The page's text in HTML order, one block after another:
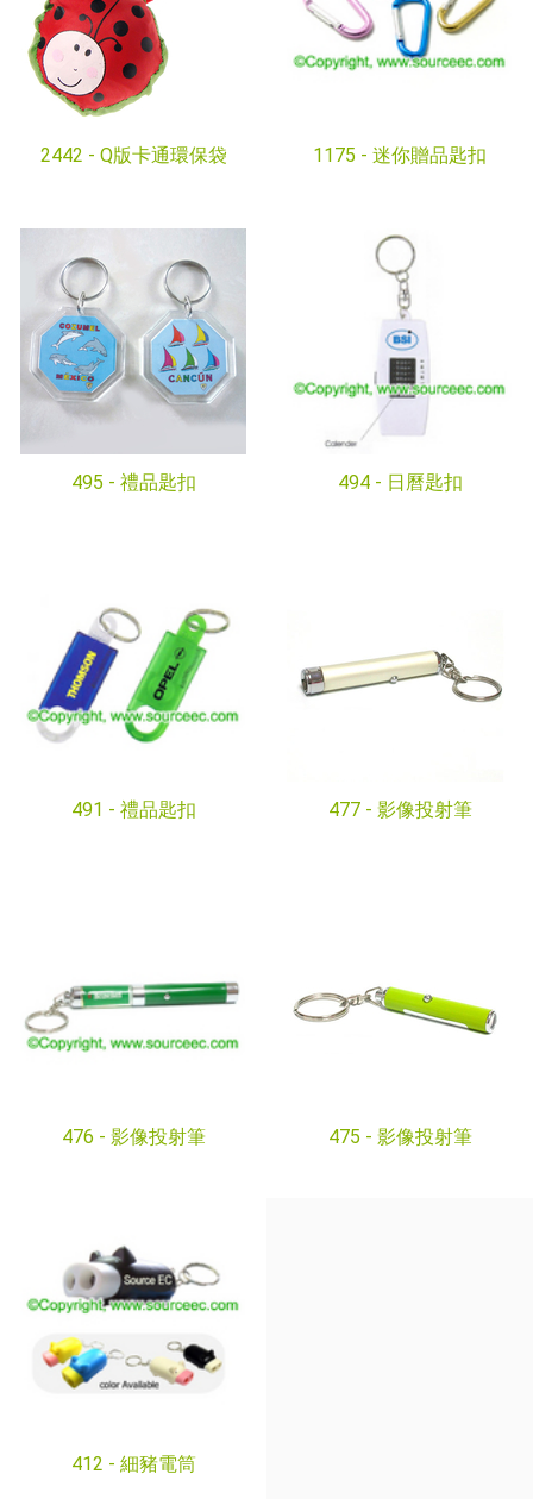
2442 - Q版卡通環保袋 1175 - 迷你贈品匙扣
495 - 禮品匙扣 494 - 日曆匙扣
491 - 禮品匙扣 477 - 影像投射筆
476 - 影像投射筆 475 - 影像投射筆
412 - 細豬電筒